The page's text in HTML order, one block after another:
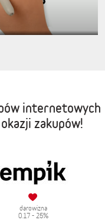
internetowych
zakupów!
darowizna
0.17 - 25%